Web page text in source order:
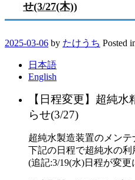
せ(3/27(木))
2025-03-06 by たけうち Posted
日本語
English
【日程変更】超純
らせ(3/27)
超純水製造装置のメンテ
下記の日程で超純水の利
(追記:3/19(水)日程が変